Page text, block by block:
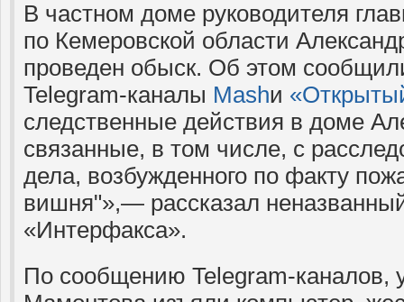
В частном доме руководителя
по Кемеровской области
проведен обыск. Об этом
Telegram-каналы Mashи
следственные действия в доме
связанные, в том числе, с
дела, возбужденного по факту
вишня"»,— рассказал
«Интерфакса».
По сообщению Telegram-каналов,